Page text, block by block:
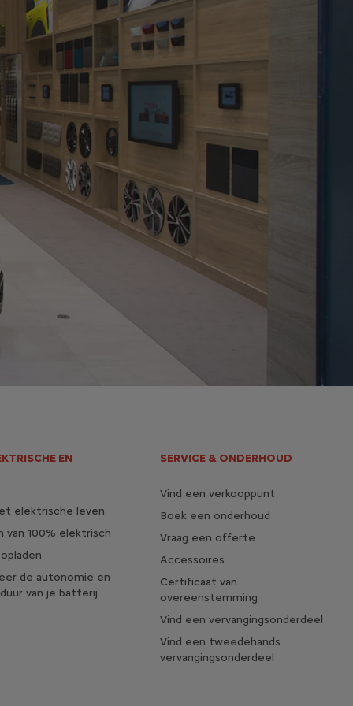
EN
elektrische leven
van 100% elektrisch
de autonomie en
van je batterij
SERVICE & ONDERHOUD
Vind een verkooppunt
Boek een onderhoud
Vraag een offerte
Accessoires
Certificaat van
overeenstemming
Vind een vervangingsonderdeel
Vind een tweedehands
vervangingsonderdeel